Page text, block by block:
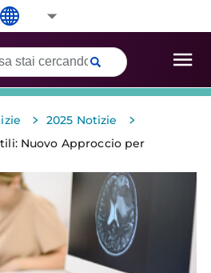
> 2025 Notizie >
Nuovo Approccio per